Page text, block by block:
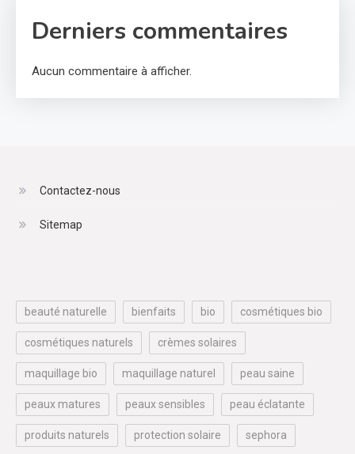
Derniers commentaires
Aucun commentaire à afficher.
Contactez-nous
Sitemap
beauté naturelle bienfaits bio cosmétiques bio
cosmétiques naturels crèmes solaires
maquillage bio maquillage naturel peau saine
peaux matures peaux sensibles peau éclatante
produits naturels protection solaire sephora